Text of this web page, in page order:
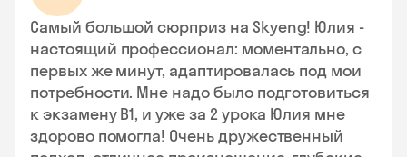
Самый большой сюрприз на Skyeng! Юлия -
настоящий профессионал: моментально, с
первых же минут, адаптировалась под мои
потребности. Мне надо было подготовиться
к экзамену В1, и уже за 2 урока Юлия мне
здорово помогла! Очень дружественный